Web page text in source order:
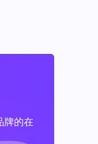
牌的在